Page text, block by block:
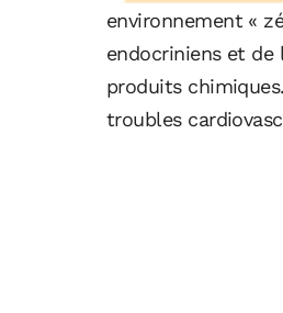
environnement «
endocriniens et
produits
troubles